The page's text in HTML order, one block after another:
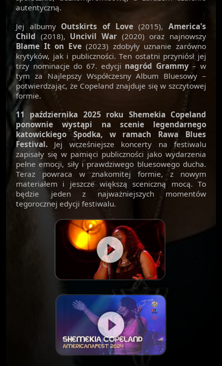
autentyczną.
Jej albumy Outskirts of Love(2015),America's
Child (2018), Uncivil War (2020) oraz najnowszy
Blame It on Eve(2023) zdobyły uznanie zarówno
krytyków, jak i publiczności. Ten ostatni przyniósł jej
trzy nominacje do 67. edycji nagród Grammy– w
tym za Najlepszy Współczesny Album Bluesowy –
potwierdzając, że Copeland znajduje się w szczytowej
formie.
11 października 2025 roku Shemekia Copeland
ponownie wystąpi na scenie legendarnego
katowickiego Spodka, w ramach Rawa Blues
Festival. Jej wcześniejsze koncerty na festiwalu
zapisały się w pamięci publiczności jako wydarzenia
pełne emocji, siły i prawdziwego bluesowego ducha.
Teraz powraca w znakomitej formie, z nowym
materiałem i jeszcze większą sceniczną mocą. To
będzie jeden z najważniejszych momentów
tegorocznej edycji festiwalu.